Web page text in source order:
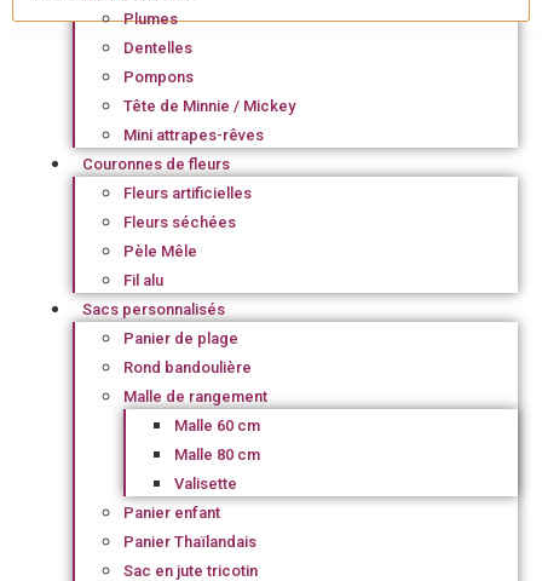
Plumes
Dentelles
Pompons
Tête de Minnie / Mickey
Mini attrapes-rêves
Couronnes de fleurs
Fleurs artificielles
Fleurs séchées
Pèle Mêle
Fil alu
Sacs personnalisés
Panier de plage
Rond bandoulière
Malle de rangement
Malle 60 cm
Malle 80 cm
Valisette
Panier enfant
Panier Thaïlandais
Sac en jute tricotin